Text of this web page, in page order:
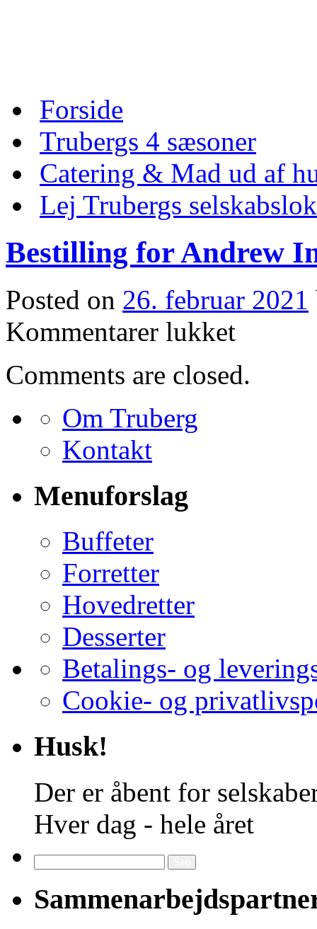
to
Forside
Trubergs 4 sæsoner
Catering & Mad ud af
Lej Trubergs
Bestilling for Andrew
Posted on 26. februar 2021
Kommentarer lukket
Ingvorsen
Comments are closed.
Om Truberg
Kontakt
Menuforslag
Buffeter
Forretter
Hovedretter
Desserter
Betalings- og
Cookie- og
Husk!
Der er åbent for
Hver dag - hele året
efter: